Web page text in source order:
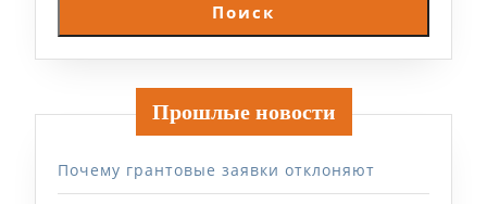
Поиск
Прошлые новости
Почему грантовые заявки отклоняют